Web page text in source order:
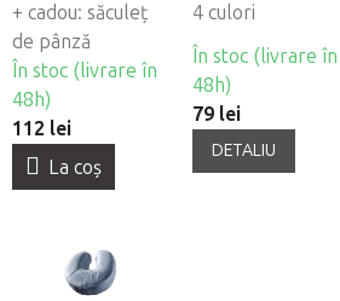
Set terapie, 3
buc
+ cadou: săculeț
de pânză
În stoc (livrare în
48h)
112 lei
La coş
Fabulo
Mushroom - set,
4 buc
4 culori
În stoc (livrare în
48h)
79 lei
DETALIU